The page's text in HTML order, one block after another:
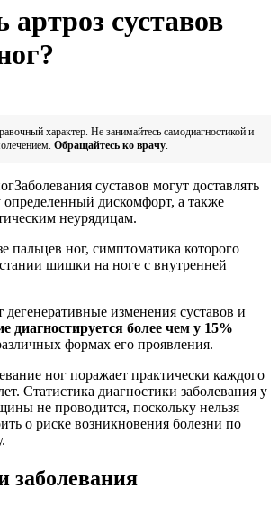
суставов
характер. Не занимайтесь самодиагностикой и
Обращайтесь ко врачу.
Заболевания суставов могут доставлять
определенный дискомфорт, а также
неурядицам.
пальцев ног, симптоматика которого
шишки на ноге с внутренней
дегенеративные изменения суставов и
диагностируется более чем у 15%
формах его проявления.
ног поражает практически каждого
Статистика диагностики заболевания у
не проводится, поскольку нельзя
о риске возникновения болезни по
заболевания